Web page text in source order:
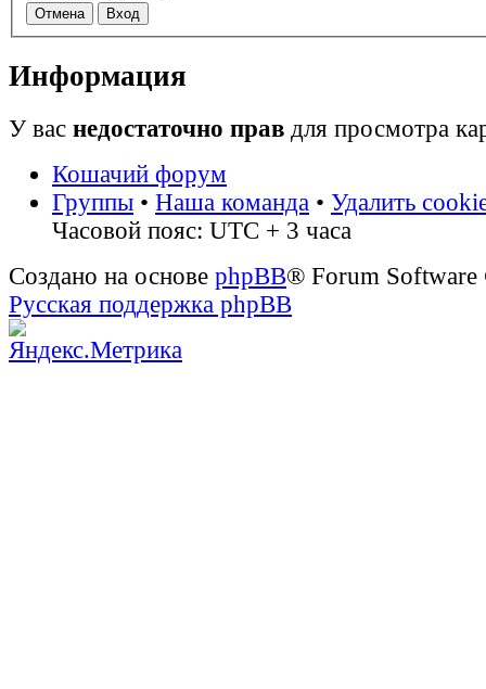
Информация
У вас недостаточно прав для просмотра
Кошачий форум
Группы • Наша команда • Удалить
Часовой пояс: UTC + 3 часа
Создано на основе phpBB® Forum
Русская поддержка phpBB